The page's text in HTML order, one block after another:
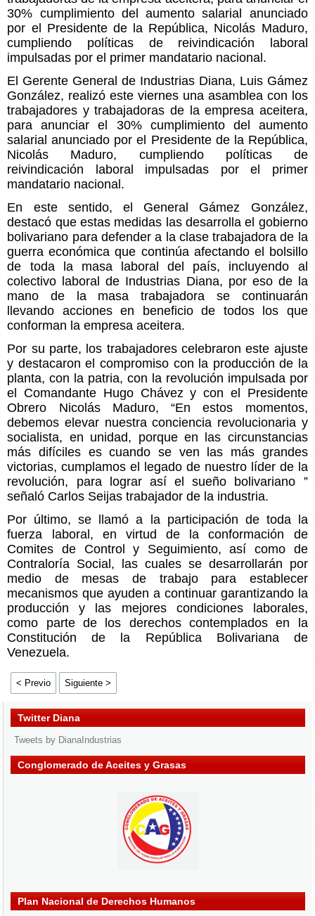
30% cumplimiento del aumento salarial anunciado
por el Presidente de la República, Nicolás Maduro,
cumpliendo políticas de reivindicación laboral
impulsadas por el primer mandatario nacional.
El Gerente General de Industrias Diana, Luis Gámez
González, realizó este viernes una asamblea con los
trabajadores y trabajadoras de la empresa aceitera,
para anunciar el 30% cumplimiento del aumento
salarial anunciado por el Presidente de la República,
Nicolás Maduro, cumpliendo políticas de
reivindicación laboral impulsadas por el primer
mandatario nacional.
En este sentido, el General Gámez González,
destacó que estas medidas las desarrolla el gobierno
bolivariano para defender a la clase trabajadora de la
guerra económica que continúa afectando el bolsillo
de toda la masa laboral del país, incluyendo al
colectivo laboral de Industrias Diana, por eso de la
mano de la masa trabajadora se continuarán
llevando acciones en beneficio de todos los que
conforman la empresa aceitera.
Por su parte, los trabajadores celebraron este ajuste
y destacaron el compromiso con la producción de la
planta, con la patria, con la revolución impulsada por
el Comandante Hugo Chávez y con el Presidente
Obrero Nicolás Maduro, “En estos momentos,
debemos elevar nuestra conciencia revolucionaria y
socialista, en unidad, porque en las circunstancias
más difíciles es cuando se ven las más grandes
victorias, cumplamos el legado de nuestro líder de la
revolución, para lograr así el sueño bolivariano ”
señaló Carlos Seijas trabajador de la industria.
Por último, se llamó a la participación de toda la
fuerza laboral, en virtud de la conformación de
Comites de Control y Seguimiento, así como de
Contraloría Social, las cuales se desarrollarán por
medio de mesas de trabajo para establecer
mecanismos que ayuden a continuar garantizando la
producción y las mejores condiciones laborales,
como parte de los derechos contemplados en la
Constitución de la República Bolivariana de
Venezuela.
< Previo Siguiente >
Twitter Diana
Tweets by DianaIndustrias
Conglomerado de Aceites y Grasas
Plan Nacional de Derechos Humanos